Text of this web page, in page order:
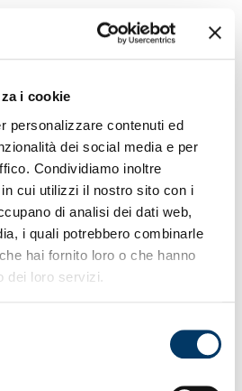
i cookie
personalizzare contenuti ed
dei social media e per
Condividiamo inoltre
cui utilizzi il nostro sito con i
di analisi dei dati web,
i quali potrebbero combinarle
hai fornito loro o che hanno
dei loro servizi.
–
Staff Tecnico per la partita con
partita di Serie A Enilive